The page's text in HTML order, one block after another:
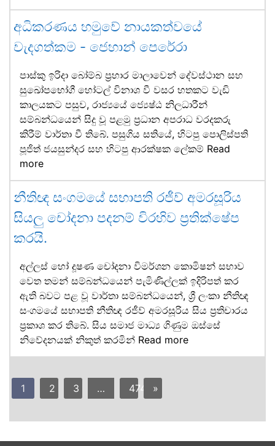
අධිකරණය හමුවේ නායකත්වයේ
වැදගත්කම - ජෙහාන් පෙරේරා
පාස්කු ඉරිදා බෝම්බ ප්‍රහාර මාලාවෙන් දේවස්ථාන සහ
සුඛෝපභෝගී හෝටල් විනාශ වී වසර හතකට වැඩි
කාලයකට පසුව, රාජ්‍යයේ ජ්‍යෙෂ්ඨ නිලධාරීන්
සම්බන්ධයෙන් සිදු වූ පළමු ප්‍රධාන අපරාධ වරදකරු
කිරීම් වාර්තා වී තිබේ. පසුගිය සතියේ, හිටපු පොලිස්පති
පූජිත් ජයසුන්දර සහ හිටපු ආරක්ෂක ලේකම් Read
more
නීතිඥ සංගමයේ සභාපති රජීව් අමරසූරිය
සියලු චෝදනා පදනම් විරහිව ප්‍රතික්ෂේප
කරයි.
අල්ලස් හෝ දූෂණ චෝදනා විමර්ශන කොමිෂන් සභාව
වෙත තමන් සම්බන්ධයෙන් පැමිණිල්ලක් ඉදිරිපත් කර
ඇති බවට පළ වූ වාර්තා සම්බන්ධයෙන්, ශ්‍රී ලංකා නීතිඥ
සංගමයේ සභාපති නීතිඥ රජීව් අමරසූරිය සිය ප්‍රතිචාරය
ප්‍රකාශ කර තිබේ. සිය සමාජ මාධ්‍ය ගිණුම ඔස්සේ
නිවේදනයක් නිකුත් කරමින් Read more
1 2 3 … 474 »